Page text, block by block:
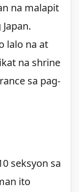
na malapit
lalo na at
na shrine
sa pag-
seksyon sa
ito